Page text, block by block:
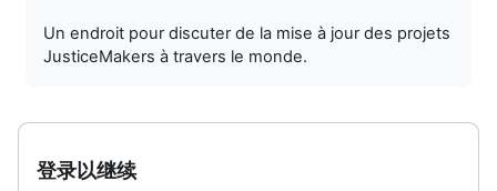
Un endroit pour discuter de la mise à jour des projets
JusticeMakers à travers le monde.
登录以继续